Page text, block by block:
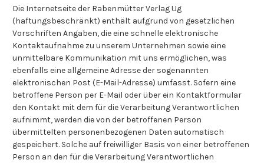
Die Internetseite der Rabenmütter Verlag Ug
(haftungsbeschränkt) enthält aufgrund von gesetzlichen
Vorschriften Angaben, die eine schnelle elektronische
Kontaktaufnahme zu unserem Unternehmen sowie eine
unmittelbare Kommunikation mit uns ermöglichen, was
ebenfalls eine allgemeine Adresse der sogenannten
elektronischen Post (E-Mail-Adresse) umfasst. Sofern eine
betroffene Person per E-Mail oder über ein Kontaktformular
den Kontakt mit dem für die Verarbeitung Verantwortlichen
aufnimmt, werden die von der betroffenen Person
übermittelten personenbezogenen Daten automatisch
gespeichert. Solche auf freiwilliger Basis von einer betroffenen
Person an den für die Verarbeitung Verantwortlichen